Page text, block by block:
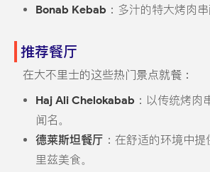
Bonab Kebab ：多汁的特大烤肉串
推荐餐厅
在大不里士的这些热门景点就餐：
Haj Ali Chelokabab ：以传统烤肉
闻名。
德莱斯坦餐厅 ：在舒适的环境中
里兹美食。